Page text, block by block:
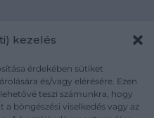
kezelés
érdekében sütiket
és/vagy elérésére. Ezen
teszi számunkra, hogy
böngészési viselkedés vagy az
Áraink
ÁSZF
Adatvédelem
Impresszum